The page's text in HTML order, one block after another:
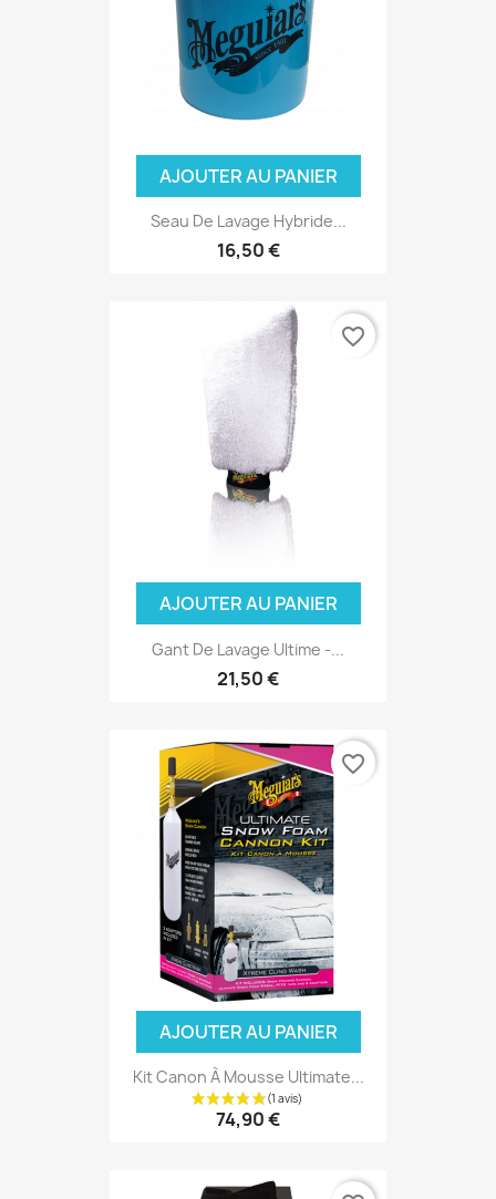
AJOUTER AU PANIER
Seau De Lavage Hybride...
16,50 €
AJOUTER AU PANIER
Gant De Lavage Ultime -...
21,50 €
favorite_border
AJOUTER AU PANIER
Kit Canon À Mousse Ultimate...
74,90 €
favorite_border